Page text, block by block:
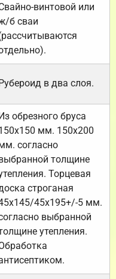
винтовой или
б сваи
в два слоя.
обрезного бруса
мм. 150х200
согласно
толщине
Торцевая
строганая
45х195+/-5 мм.
выбранной
утепления.